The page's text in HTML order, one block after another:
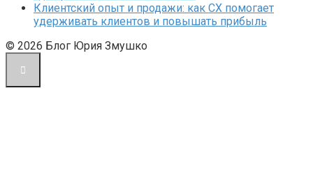
Клиентский опыт и продажи: как CX помогает
удерживать клиентов и повышать прибыль
© 2026 Блог Юрия Змушко